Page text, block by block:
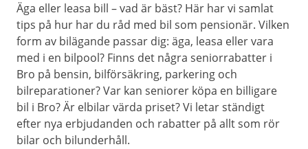
Äga eller leasa bill – vad är bäst? Här har vi samlat
tips på hur har du råd med bil som pensionär. Vilken
form av bilägande passar dig: äga, leasa eller vara
med i en bilpool? Finns det några seniorrabatter i
Bro på bensin, bilförsäkring, parkering och
bilreparationer? Var kan seniorer köpa en billigare
bil i Bro? Är elbilar värda priset? Vi letar ständigt
efter nya erbjudanden och rabatter på allt som rör
bilar och bilunderhåll.